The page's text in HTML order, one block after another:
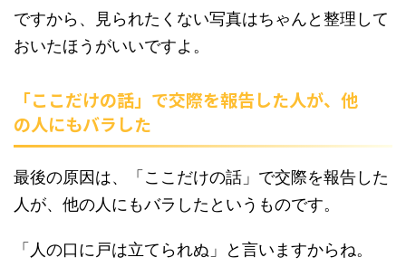
ですから、見られたくない写真はちゃんと整理して
おいたほうがいいですよ。
「ここだけの話」で交際を報告した人が、他
の人にもバラした
最後の原因は、「ここだけの話」で交際を報告した
人が、他の人にもバラしたというものです。
「人の口に戸は立てられぬ」と言いますからね。